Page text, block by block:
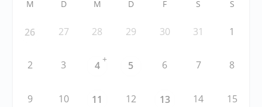
M D M D F S S
26 27 28 29 30 31 1
2 3 4
+
5 6 7 8
9 10 11 12 13 14 15